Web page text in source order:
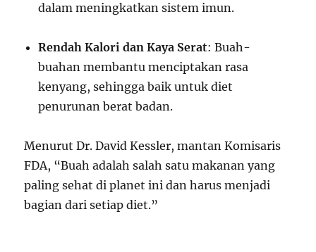
dalam meningkatkan sistem imun.
Rendah Kalori dan Kaya Serat: Buah-
buahan membantu menciptakan rasa
kenyang, sehingga baik untuk diet
penurunan berat badan.
Menurut Dr. David Kessler, mantan Komisaris
FDA, “Buah adalah salah satu makanan yang
paling sehat di planet ini dan harus menjadi
bagian dari setiap diet.”